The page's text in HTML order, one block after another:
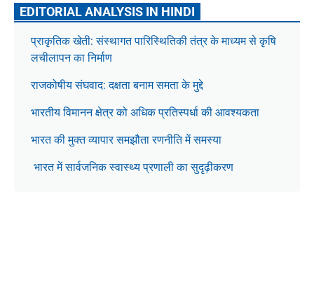
EDITORIAL ANALYSIS IN HINDI
प्राकृतिक खेती: संस्थागत पारिस्थितिकी तंत्र के माध्यम से कृषि
लचीलापन का निर्माण
राजकोषीय संघवाद: दक्षता बनाम समता के मुद्दे
भारतीय विमानन क्षेत्र को अधिक प्रतिस्पर्धा की आवश्यकता
भारत की मुक्त व्यापार समझौता रणनीति में समस्या
भारत में सार्वजनिक स्वास्थ्य प्रणाली का सुदृढ़ीकरण